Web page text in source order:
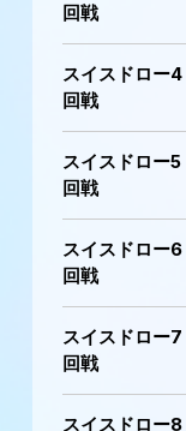
回戦
スイスドロー4
回戦
スイスドロー5
回戦
スイスドロー6
回戦
スイスドロー7
回戦
スイスドロー8